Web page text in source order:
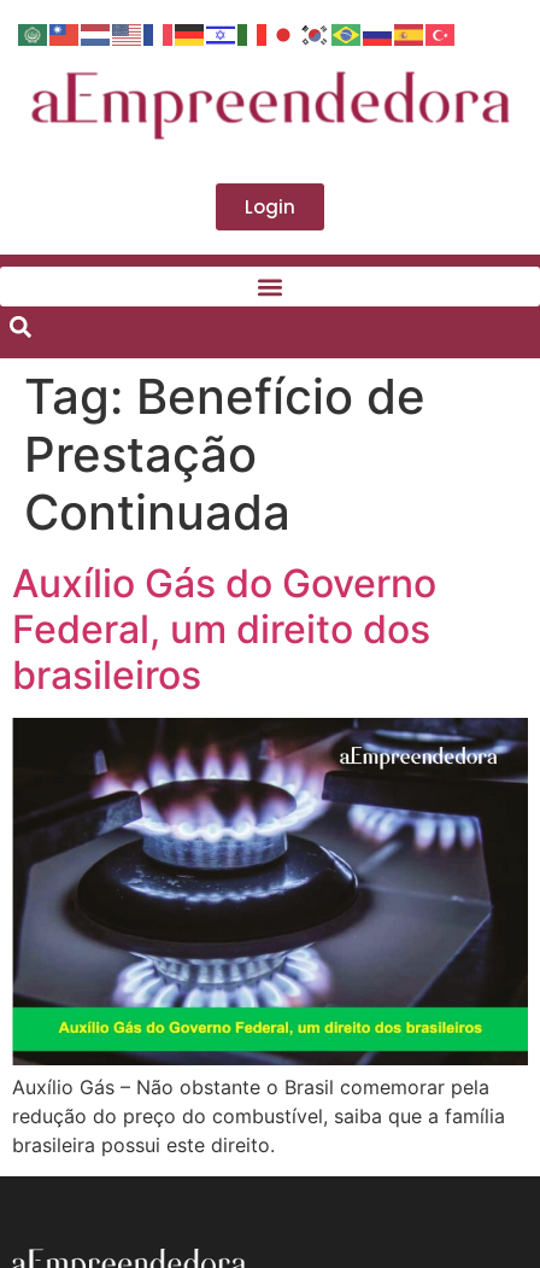
Login
Tag: Benefício de
Prestação
Continuada
Auxílio Gás do Governo
Federal, um direito dos
brasileiros
Auxílio Gás – Não obstante o Brasil comemorar pela
redução do preço do combustível, saiba que a família
brasileira possui este direito.